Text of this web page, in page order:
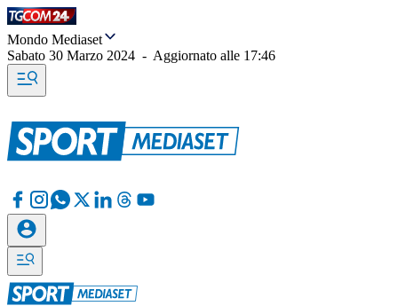
Mondo Mediaset
Sabato 30 Marzo 2024 - Aggiornato alle 17:46